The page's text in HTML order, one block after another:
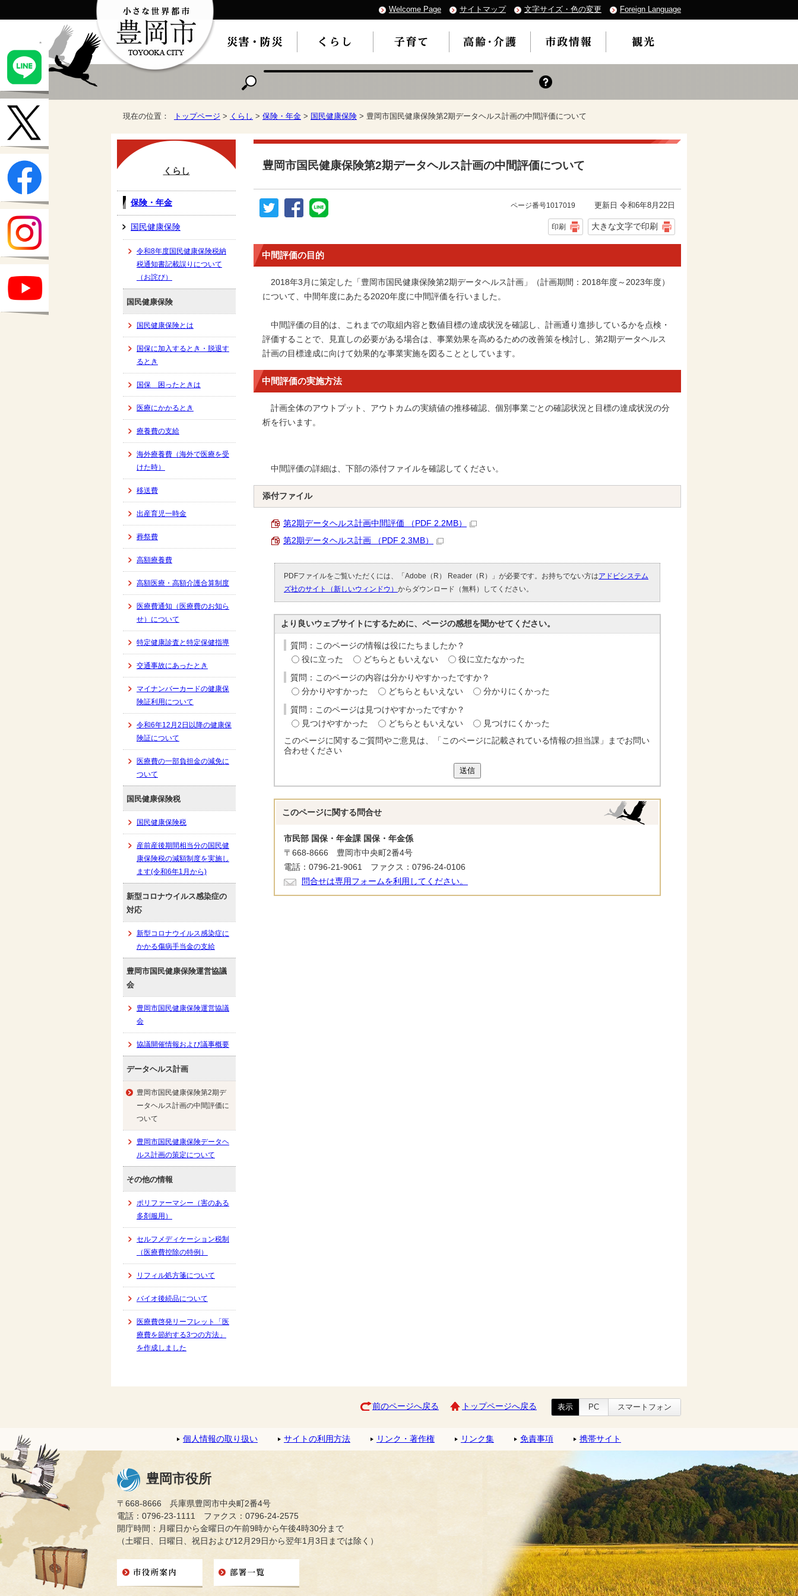
Welcome Page サイトマップ 文字サイズ・色の変更 Foreign Language
現在の位置： トップページ > くらし > 保険・年金 > 国民健康保険 > 豊岡市国民健康保険第2期データヘルス計画の中間評価について
豊岡市国民健康保険第2期データヘルス計画の中間評価について
ページ番号1017019 更新日 令和6年8月22日
印刷 大きな文字で印刷
中間評価の目的
2018年3月に策定した「豊岡市国民健康保険第2期データヘルス計画」（計画期間：2018年度～2023年度）
について、中間年度にあたる2020年度に中間評価を行いました。
中間評価の目的は、これまでの取組内容と数値目標の達成状況を確認し、計画通り進捗しているかを点検・
評価することで、見直しの必要がある場合は、事業効果を高めるための改善策を検討し、第2期データヘルス
計画の目標達成に向けて効果的な事業実施を図ることとしています。
中間評価の実施方法
計画全体のアウトプット、アウトカムの実績値の推移確認、個別事業ごとの確認状況と目標の達成状況の分
析を行います。
中間評価の詳細は、下部の添付ファイルを確認してください。
添付ファイル
第2期データヘルス計画中間評価 （PDF 2.2MB）
第2期データヘルス計画 （PDF 2.3MB）
PDFファイルをご覧いただくには、「Adobe（R） Reader（R）」が必要です。お持ちでない方はアドビシステム
ズ社のサイト（新しいウィンドウ） からダウンロード（無料）してください。
より良いウェブサイトにするために、ページの感想を聞かせてください。
質問：このページの情報は役にたちましたか？
役に立った
どちらともいえない 役に立たなかった
質問：このページの内容は分かりやすかったですか？
分かりやすかった
どちらともいえない 分かりにくかった
質問：このページは見つけやすかったですか？
見つけやすかった
どちらともいえない
見つけにくかった
このページに関するご質問やご意見は、「このページに記載されている情報の担当課」までお問い
合わせください
送信
このページに関する 問合せ
市民部 国保・年金課 国保・年金係
〒668-8666 豊岡市中央町2番4号
電話：0796-21-9061 ファクス：0796-24-0106
問合せは専用フォームを利用してください。
くらし
保険・年金
国民健康保険
令和8年度国民健康保険税納
税通知書記載誤りについて
（お詫び）
国民健康保険
国民健康保険とは
国保に加入するとき・脱退す
るとき
国保 困ったときは
医療にかかるとき
療養費の支給
海外療養費（海外で医療を受
けた時）
移送費
出産育児一時金
葬祭費
高額療養費
高額医療・高額介護合算制度
医療費通知（医療費のお知ら
せ）について
特定健康診査と特定保健指導
交通事故にあったとき
マイナンバーカードの健康保
険証利用について
令和6年12月2日以降の健康保
険証について
医療費の一部負担金の減免に
ついて
国民健康保険税
国民健康保険税
産前産後期間相当分の国民健
康保険税の減額制度を実施し
ます(令和6年1月から)
新型コロナウイルス感染症の
対応
新型コロナウイルス感染症に
かかる傷病手当金の支給
豊岡市国民健康保険運営協議
会
豊岡市国民健康保険運営協議
会
協議開催情報および議事概要
データヘルス計画
豊岡市国民健康保険第2期デ
ータヘルス計画の中間評価に
ついて
豊岡市国民健康保険データヘ
ルス計画の策定について
その他の情報
ポリファーマシー（害のある
多剤服用）
セルフメディケーション税制
（医療費控除の特例）
リフィル処方箋について
バイオ後続品について
医療費啓発リーフレット「医
療費を節約する3つの方法」
を作成しました
前のページへ戻る トップページへ戻る 表示 PC スマートフォン
個人情報の取り扱い サイトの利用方法 リンク・著作権 リンク集 免責事項 携帯サイト
豊岡市役所
〒668-8666 兵庫県豊岡市中央町2番4号
電話：0796-23-1111 ファクス：0796-24-2575
開庁時間：月曜日から金曜日の午前9時から午後4時30分まで
（土曜日、日曜日、祝日および12月29日から翌年1月3日までは除く）